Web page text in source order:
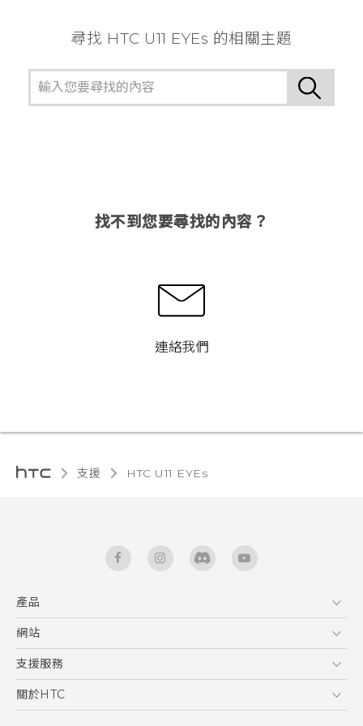
尋找 HTC U11 EYEs 的相關主題
找不到您要尋找的內容？
連絡我們
支援 HTC U11 EYEs‎
產品
5G
智能手機
區塊鍊手機
網站
HTC Dev
HTC Research
支援服務
服務中心
關於HTC